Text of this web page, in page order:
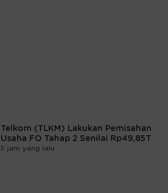
Telkom (TLKM) Lakukan Pemisahan
Usaha FO Tahap 2 Senilai Rp49,85T
5 jam yang lalu